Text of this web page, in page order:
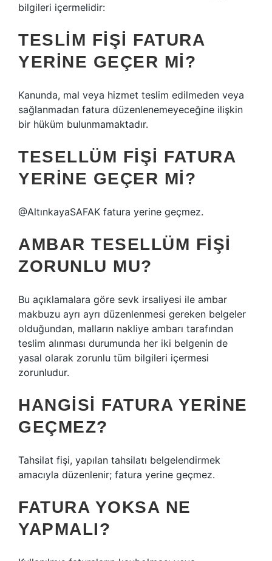
bilgileri içermelidir:
TESLIM FIŞI FATURA
YERINE GEÇER MI?
Kanunda, mal veya hizmet teslim edilmeden veya
sağlanmadan fatura düzenlenemeyeceğine ilişkin
bir hüküm bulunmamaktadır.
TESELLÜM FIŞI FATURA
YERINE GEÇER MI?
@AltınkayaSAFAK fatura yerine geçmez.
AMBAR TESELLÜM FIŞI
ZORUNLU MU?
Bu açıklamalara göre sevk irsaliyesi ile ambar
makbuzu ayrı ayrı düzenlenmesi gereken belgeler
olduğundan, malların nakliye ambarı tarafından
teslim alınması durumunda her iki belgenin de
yasal olarak zorunlu tüm bilgileri içermesi
zorunludur.
HANGISI FATURA YERINE
GEÇMEZ?
Tahsilat fişi, yapılan tahsilatı belgelendirmek
amacıyla düzenlenir; fatura yerine geçmez.
FATURA YOKSA NE
YAPMALI?